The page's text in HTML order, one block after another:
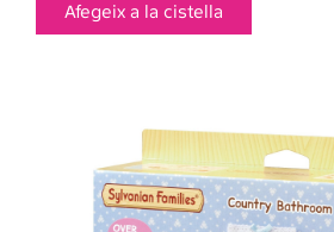
Afegeix a la cistella